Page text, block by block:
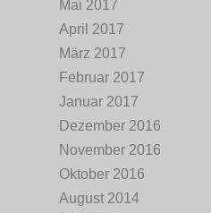
Mai 2017
April 2017
März 2017
Februar 2017
Januar 2017
Dezember 2016
November 2016
Oktober 2016
August 2014